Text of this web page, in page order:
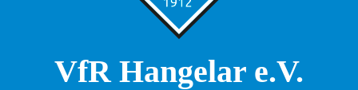
VfR Hangelar e.V.